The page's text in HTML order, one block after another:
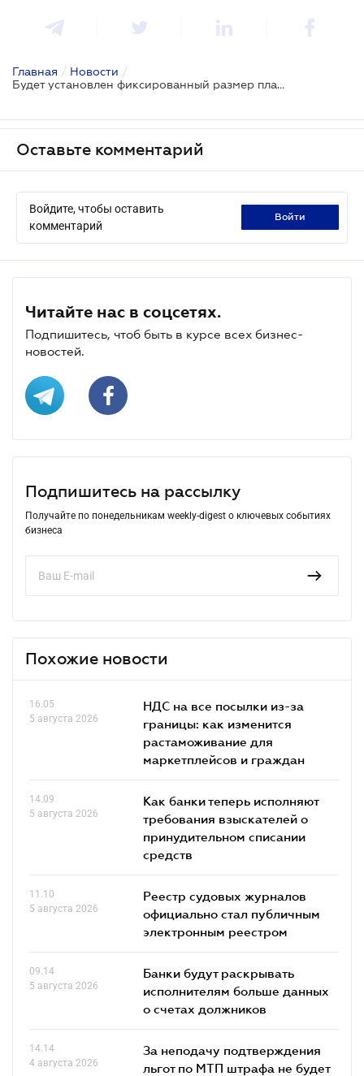
Главная / Новости /
Будет установлен фиксированный размер платы за присоединение к электросетям
Оставьте комментарий
Войдите, чтобы оставить
комментарий
войти
Читайте нас в соцсетях.
Подпишитесь, чтоб быть в курсе всех бизнес-
новостей.
Подпишитесь на рассылку
Получайте по понедельникам weekly-digest о ключевых событиях
бизнеса
Похожие новости
16.05
5 августа 2026
НДС на все посылки из-за
границы: как изменится
растаможивание для
маркетплейсов и граждан
14.09
5 августа 2026
Как банки теперь исполняют
требования взыскателей о
принудительном списании
средств
11.10
5 августа 2026
Реестр судовых журналов
официально стал публичным
электронным реестром
09.14
5 августа 2026
Банки будут раскрывать
исполнителям больше данных
о счетах должников
14.14
4 августа 2026
За неподачу подтверждения
льгот по МТП штрафа не будет